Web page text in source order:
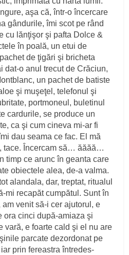
aşa că, într‑o încercare
gândurile, îmi scot pe rând
cu lănţişor şi pafta Dolce &
în poală, un etui de
de ţigări şi bricheta
dat‑o anul trecut de Crăciun,
un pachet de batiste
şi muşeţel, telefonul şi
portmoneul, buletinul
cardurile, se produce un
ca şi cum cineva mi‑ar fi
dau seama ce fac. El mă
tace. Încercam să… ăăăă…
timp ce arunc în geanta care
obiectele alea, de‑a valma.
alandala, dar, treptat, ritualul
recapăt cumpătul. Sunt în
venit să‑i cer ajutorul, e
ora cinci după‑amiaza şi
vară, e foarte cald şi el nu are
parcate dezordonat pe
prin fereastra întredes­